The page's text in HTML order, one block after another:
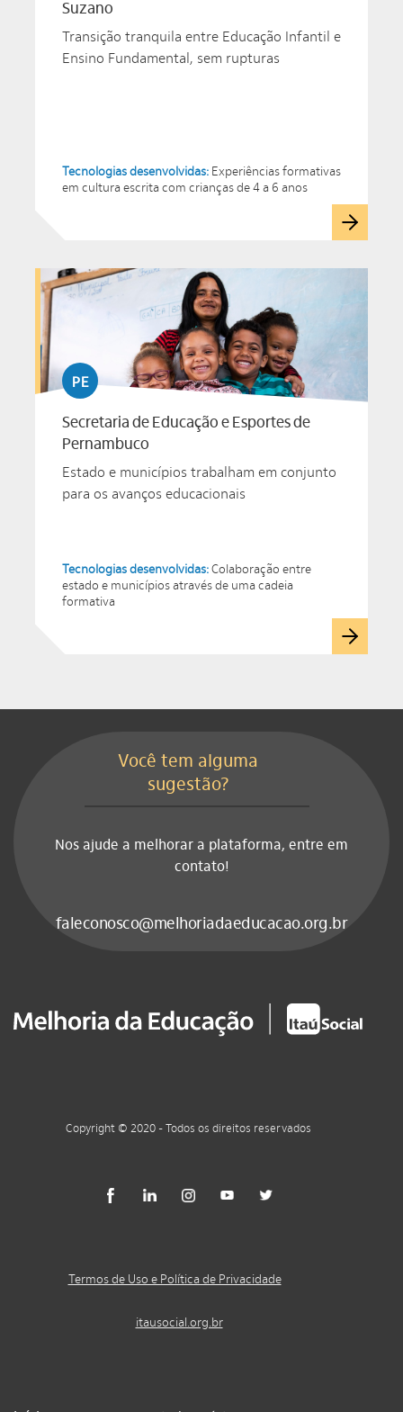
Suzano
Transição tranquila entre Educação Infantil e
Ensino Fundamental, sem rupturas
Tecnologias desenvolvidas: Experiências formativas
em cultura escrita com crianças de 4 a 6 anos
PE
Secretaria de Educação e Esportes de
Pernambuco
Estado e municípios trabalham em conjunto
para os avanços educacionais
Tecnologias desenvolvidas:Colaboração entre
estado e municípios através de uma cadeia
formativa
Você tem alguma
sugestão?
Nos ajude a melhorar a plataforma, entre em
contato!
faleconosco@melhoriadaeducacao.org.br
Copyright © 2020 - Todos os direitos reservados
Termos de Uso e Política de Privacidade
itausocial.org.br